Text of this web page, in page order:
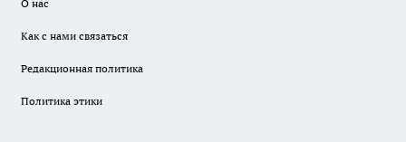
О нас
Как с нами связаться
Редакционная политика
Политика этики